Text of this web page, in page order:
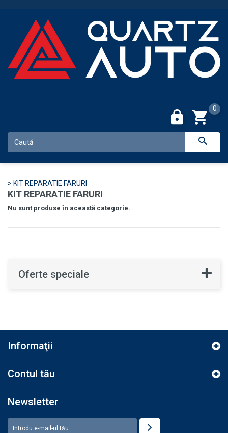
0
> KIT REPARATIE FARURI
KIT REPARATIE FARURI
Nu sunt produse în această categorie.
Oferte speciale
Informaţii
Contul tău
Newsletter